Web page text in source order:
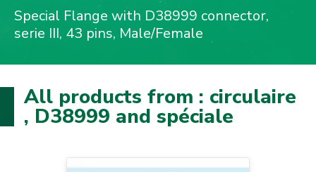
Special Flange with D38999 connector,
serie III, 43 pins, Male/Female
All products from : circulaire
, D38999 and spéciale